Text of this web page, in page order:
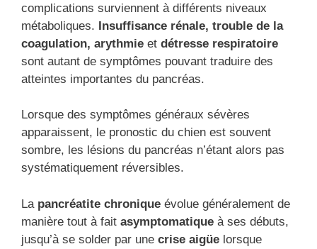
complications surviennent à différents niveaux
métaboliques. Insuffisance rénale, trouble de la
coagulation, arythmie et détresse respiratoire
sont autant de symptômes pouvant traduire des
atteintes importantes du pancréas.
Lorsque des symptômes généraux sévères
apparaissent, le pronostic du chien est souvent
sombre, les lésions du pancréas n’étant alors pas
systématiquement réversibles.
La pancréatite chronique évolue généralement de
manière tout à fait asymptomatique à ses débuts,
jusqu’à se solder par une crise aigüe lorsque